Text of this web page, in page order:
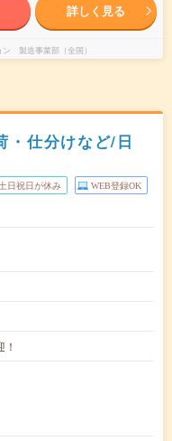
詳しく見る
製造事業部（全国）
・仕分けなど/日
土日祝日が休み WEB登録OK